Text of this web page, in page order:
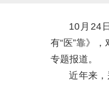
10月24
有“医”靠》
专题报道。
近年来